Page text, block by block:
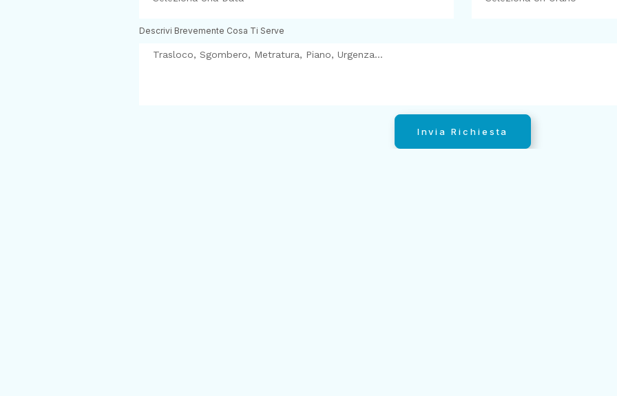
Descrivi Brevemente Cosa Ti Serve
Invia Richiesta